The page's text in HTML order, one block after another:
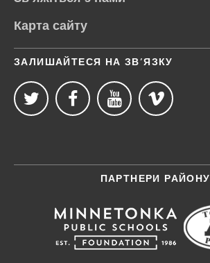
Карта сайту
ЗАЛИШАЙТЕСЯ НА ЗВ’ЯЗКУ
ПАРТНЕРИ РАЙОНУ